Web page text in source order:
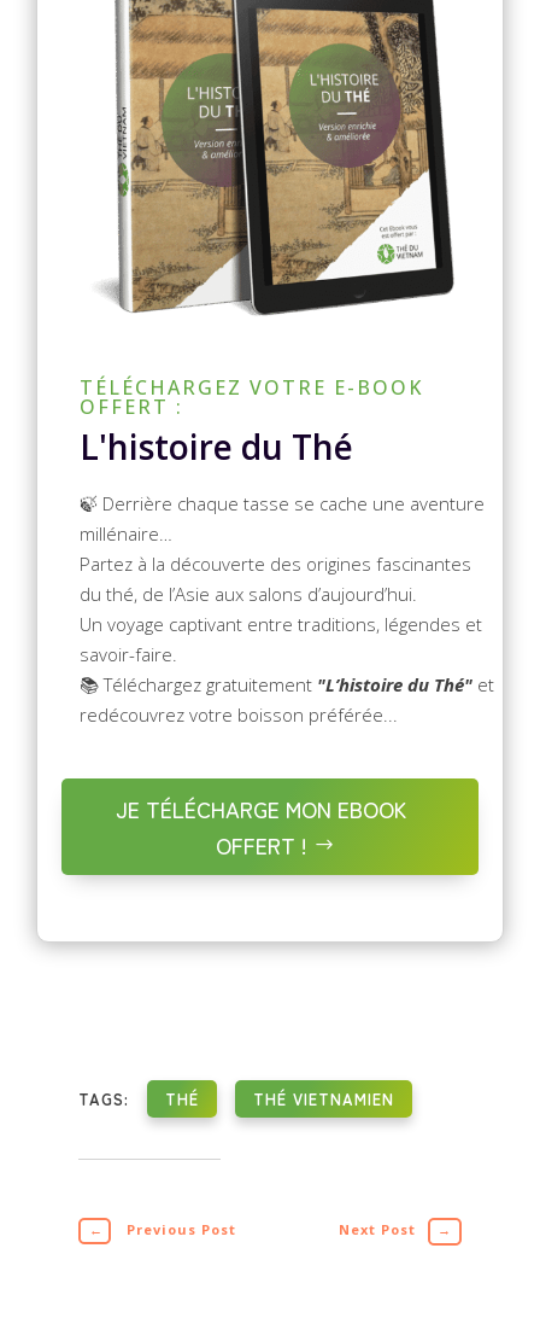
TÉLÉCHARGEZ VOTRE E-BOOK
OFFERT :
L'histoire du Thé
🍃 Derrière chaque tasse se cache une aventure
millénaire…
Partez à la découverte des origines fascinantes
du thé, de l’Asie aux salons d’aujourd’hui.
Un voyage captivant entre traditions, légendes et
savoir-faire.
📚 Téléchargez gratuitement "L’histoire du Thé" et
redécouvrez votre boisson préférée...
JE TÉLÉCHARGE MON EBOOK
OFFERT !
TAGS: THÉ THÉ VIETNAMIEN
← Previous Post Next Post →